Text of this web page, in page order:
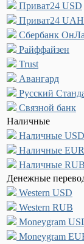
Приват24 USD
Приват24 UAH
Сбербанк
Райффайзен
Trust
Авангард
Русский
Связной банк
Наличные
Наличные USD
Наличные EUR
Наличные RUB
Денежные
Western USD
Western RUB
Moneygram
Moneygram